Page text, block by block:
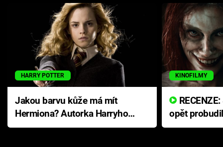
HARRY POTTER
Jakou barvu kůže má mít
Hermiona? Autorka Harryho
Pottera přišla s ráznou
KINOFILMY
opět
přichází s